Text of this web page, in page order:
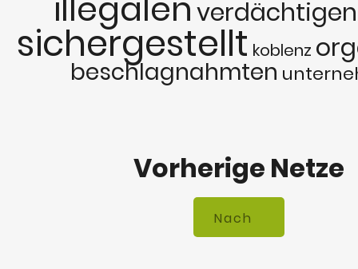
verdächtigen
sichergestellt koblenz
beschlagnahmten
Vorherige Netze